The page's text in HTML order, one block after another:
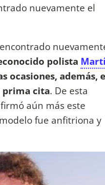
nuevamente el
polista
ocasiones, además,
prima cita. De esta
aún más este
fue anfitriona y